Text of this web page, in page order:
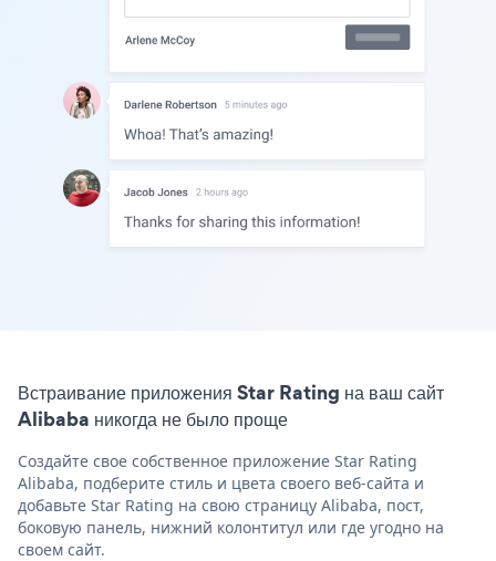
Встраивание приложения Star Rating на ваш сайт
Alibaba никогда не было проще
Создайте свое собственное приложение Star Rating
Alibaba, подберите стиль и цвета своего веб-сайта и
добавьте Star Rating на свою страницу Alibaba, пост,
боковую панель, нижний колонтитул или где угодно на
своем сайт.